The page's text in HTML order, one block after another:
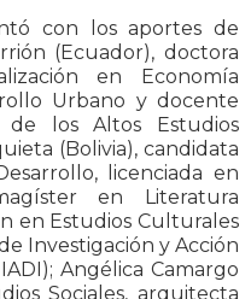
con los aportes de
(Ecuador), doctora
en Economía
Urbano y docente
de los Altos Estudios
(Bolivia), candidata
licenciada en
en Literatura
en Estudios Culturales
Investigación y Acción
Angélica Camargo
Sociales, arquitecta